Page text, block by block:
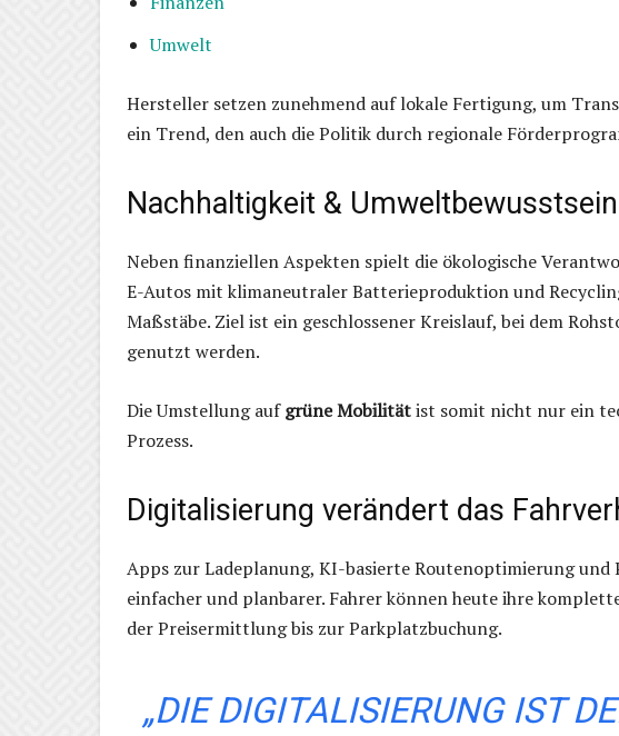
Umwelt
Hersteller setzen zunehmend auf lokale Fertigung, um
ein Trend, den auch die Politik durch regionale
Nachhaltigkeit &
Neben finanziellen Aspekten spielt die ökologische
E-Autos mit klimaneutraler Batterieproduktion und
Maßstäbe. Ziel ist ein geschlossener Kreislauf, bei dem
genutzt werden.
Die Umstellung aufgrüne Mobilitätist somit nicht nur ein
Prozess.
Digitalisierung verändert das
Apps zur Ladeplanung, KI-basierte Routenoptimierung
einfacher und planbarer. Fahrer können heute ihre
der Preisermittlung bis zur Parkplatzbuchung.
„DIE DIGITALISIERUNG IST